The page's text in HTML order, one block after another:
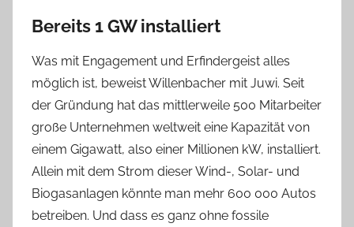
Bereits 1 GW installiert
Was mit Engagement und Erfindergeist alles
möglich ist, beweist Willenbacher mit Juwi. Seit
der Gründung hat das mittlerweile 500 Mitarbeiter
große Unternehmen weltweit eine Kapazität von
einem Gigawatt, also einer Millionen kW, installiert.
Allein mit dem Strom dieser Wind-, Solar- und
Biogasanlagen könnte man mehr 600 000 Autos
betreiben. Und dass es ganz ohne fossile